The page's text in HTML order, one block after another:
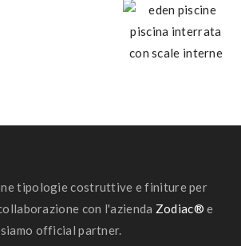
tipologie costruttive e finiture per
con l'azienda Zodiac® e
official partner.